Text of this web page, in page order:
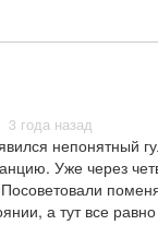
3 года назад
непонятный
Уже через
а тут все